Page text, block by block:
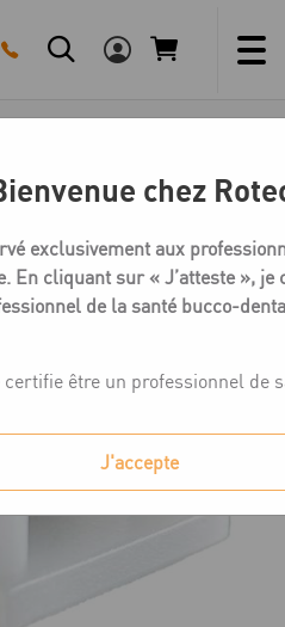
chez
exclusivement aux
En cliquant sur « J’atteste », je
de la santé bucco-
être un professionnel de
J'accepte